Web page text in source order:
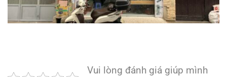
Vui lòng đánh giá giúp mình